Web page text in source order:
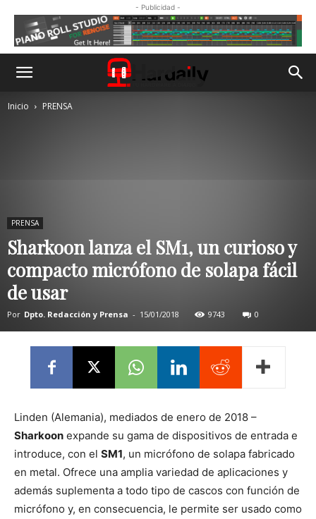
- Publicidad -
Inicio PRENSA
PRENSA
Sharkoon lanza el SM1, un curioso y
compacto micrófono de solapa fácil
de usar
Por Dpto. Redacción y Prensa - 15/01/2018 9743 0
Linden (Alemania), mediados de enero de 2018 –
Sharkoon expande su gama de dispositivos de entrada e
introduce, con el SM1, un micrófono de solapa fabricado
en metal. Ofrece una amplia variedad de aplicaciones y
además suplementa a todo tipo de cascos con función de
micrófono y, en consecuencia, le permite ser usado como